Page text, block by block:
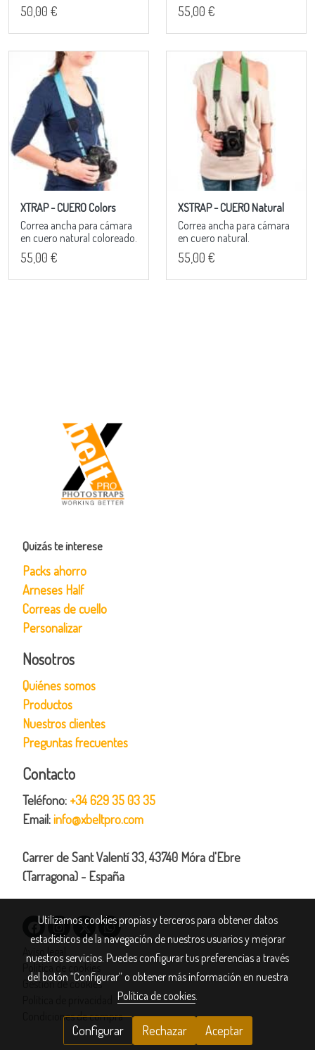
50,00 € 55,00 €
XTRAP - CUERO Colors
Correa ancha para cámara
en cuero natural coloreado.
55,00 €
XSTRAP - CUERO Natural
Correa ancha para cámara
en cuero natural.
55,00 €
Quizás te interese
Packs ahorro
Arneses Half
Correas de cuello
Personalizar
Nosotros
Quiénes somos
Productos
Nuestros clientes
Preguntas frecuentes
Contacto
Teléfono: +34 629 35 03 35
Email:info@xbeltpro.com
Carrer de Sant Valentí 33, 43740 Móra d'Ebre
(Tarragona) - España
Aviso legal
Gestión de cookies
Condiciones de compra
Utilizamos cookies propias y terceros para obtener datos
estadísticos de la navegación de nuestros usuarios y mejorar
nuestros servicios. Puedes configurar tus preferencias a través
del botón “Configurar” o obtener más información en nuestra
Política de cookies.
Configurar Rechazar Aceptar